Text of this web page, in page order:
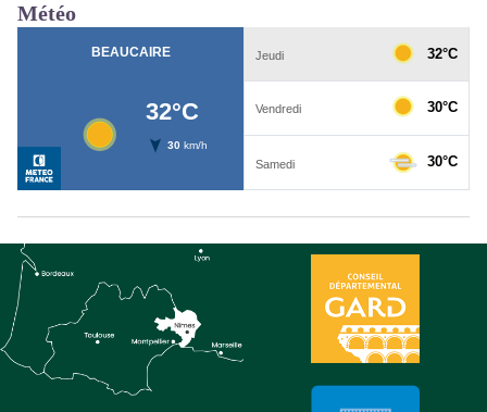
Météo